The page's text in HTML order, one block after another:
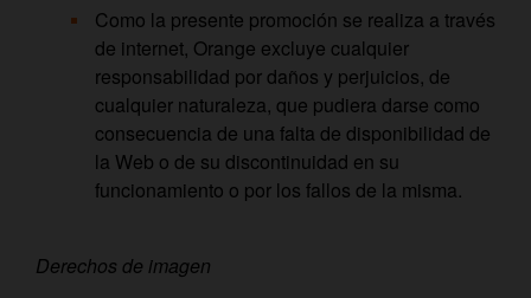
Como la presente promoción se realiza a través
de internet, Orange excluye cualquier
responsabilidad por daños y perjuicios, de
cualquier naturaleza, que pudiera darse como
consecuencia de una falta de disponibilidad de
la Web o de su discontinuidad en su
funcionamiento o por los fallos de la misma.
Derechos de imagen